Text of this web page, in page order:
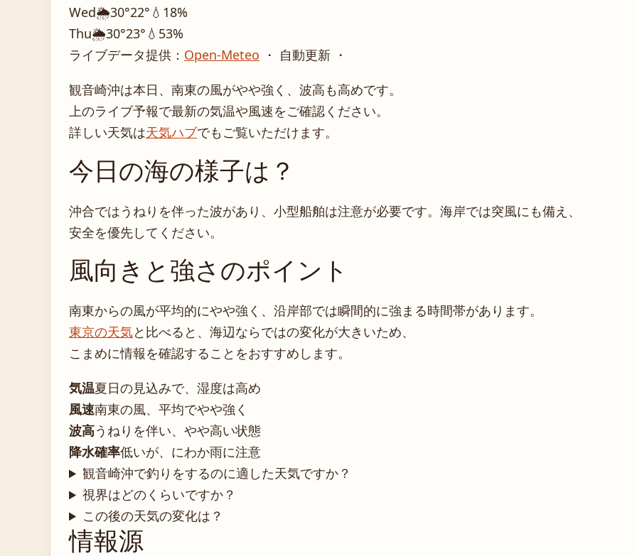
Wed🌦️30°22° 💧18%
Thu🌦️30°23° 💧53%
ライブデータ提供： Open-Meteo ・ 自動更新 ・
観音崎沖は本日、南東の風がやや強く、波高も高めです。
上のライブ予報で最新の気温や風速をご確認ください。
詳しい天気は天気ハブでもご覧いただけます。
今日の海の様子は？
沖合ではうねりを伴った波があり、小型船舶は注意が必要です。海岸では突風にも備え、
安全を優先してください。
風向きと強さのポイント
南東からの風が平均的にやや強く、沿岸部では瞬間的に強まる時間帯があります。
東京の天気と比べると、海辺ならではの変化が大きいため、
こまめに情報を確認することをおすすめします。
気温夏日の見込みで、湿度は高め
風速南東の風、平均でやや強く
波高うねりを伴い、やや高い状態
降水確率低いが、にわか雨に注意
観音崎沖で釣りをするのに適した天気ですか？
視界はどのくらいですか？
この後の天気の変化は？
情報源